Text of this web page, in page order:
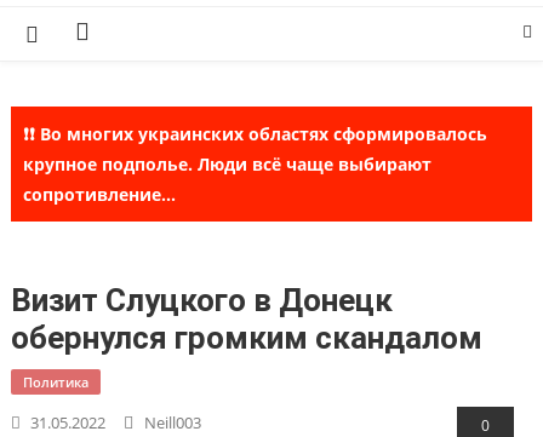
❗❗ Во многих украинских областях сформировалось
крупное подполье. Люди всё чаще выбирают
сопротивление...
Визит Слуцкого в Донецк
обернулся громким скандалом
Политика
31.05.2022 Neill003 0